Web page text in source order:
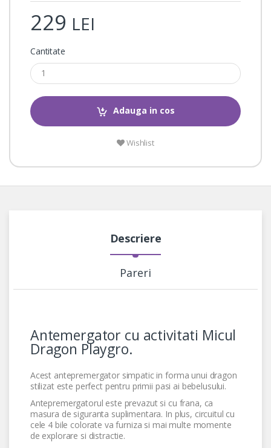
229 LEI
Cantitate
Adauga in cos
Wishlist
Descriere
Pareri
Antemergator cu activitati Micul
Dragon Playgro.
Acest antepremergator simpatic in forma unui dragon
stilizat este perfect pentru primii pasi ai bebelusului.
Antepremergatorul este prevazut si cu frana, ca
masura de siguranta suplimentara. In plus, circuitul cu
cele 4 bile colorate va furniza si mai multe momente
de explorare si distractie.